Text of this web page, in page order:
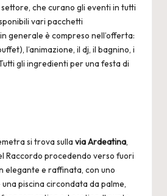
che curano gli eventi in tutti
vari pacchetti
generale è compreso nell’offerta:
l’animazione, il dj, il bagnino, i
gli ingredienti per una festa di
si trova sulla via Ardeatina,
Raccordo procedendo verso fuori
elegante e raffinata, con uno
piscina circondata da palme,